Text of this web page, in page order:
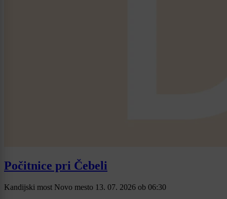
Počitnice pri Čebeli
Kandijski most Novo mesto 13. 07. 2026 ob 06:30